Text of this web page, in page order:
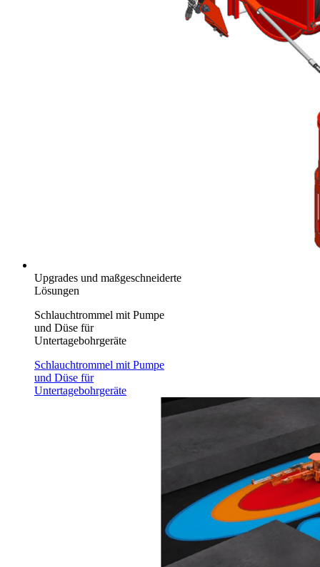
Upgrades und maßgeschneiderte
Lösungen
Schlauchtrommel mit Pumpe
und Düse für
Untertagebohrgeräte
Schlauchtrommel mit Pumpe
und Düse für
Untertagebohrgeräte